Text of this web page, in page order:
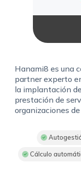
Hanami8 es una
partner experto
la implantación
prestación de
organizaciones
Cálculo